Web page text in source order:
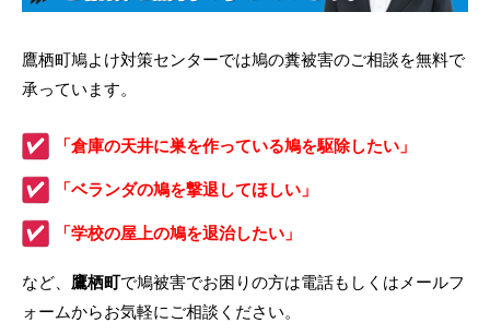
鷹栖町鳩よけ対策センターでは鳩の糞被害のご相談を無料で
承っています。
「倉庫の天井に巣を作っている鳩を駆除したい」
「ベランダの鳩を撃退してほしい」
「学校の屋上の鳩を退治したい」
など、 鷹栖町で鳩被害でお困りの方は電話もしくはメールフ
ォームからお気軽にご相談ください。